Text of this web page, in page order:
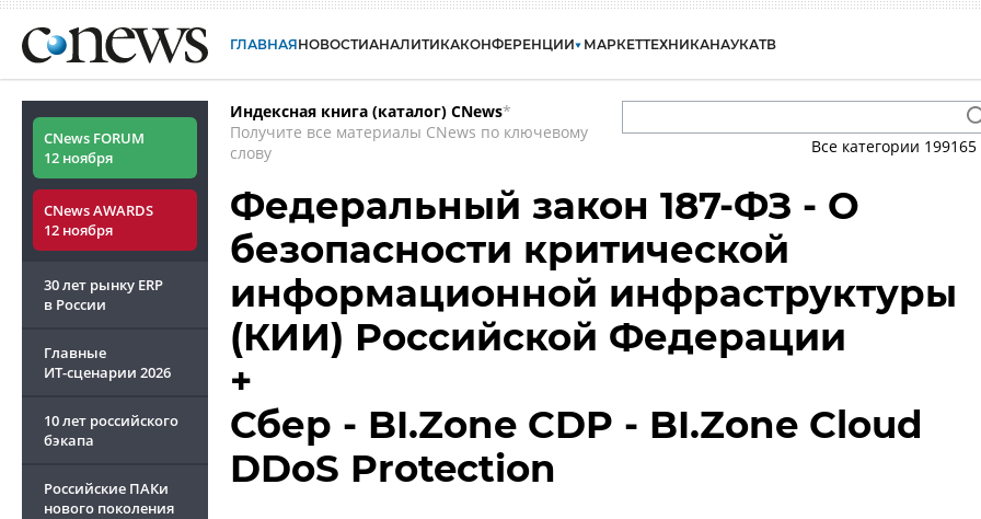
ГЛАВНАЯНОВОСТИАНАЛИТИКАКОНФЕРЕНЦИИ МАРКЕТТЕХНИКАНАУКАТВ
CNews FORUM
12 ноября
CNews AWARDS
12 ноября
30 лет рынку ERP
в России
Главные
ИТ-сценарии 2026
10 лет российского
бэкапа
Российские ПАКи
нового поколения
Индексная книга (каталог) CNews*
Получите все материалы CNews по ключевому
слову
Все категории 199165
Федеральный закон 187-ФЗ - О
безопасности критической
информационной инфраструктуры
(КИИ) Российской Федерации
+
Сбер - BI.Zone CDP - BI.Zone Cloud
DDoS Protection